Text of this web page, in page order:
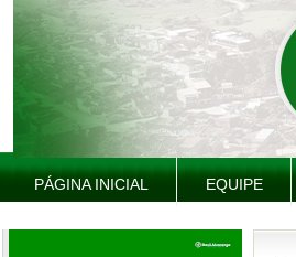
PÁGINA INICIAL EQUIPE